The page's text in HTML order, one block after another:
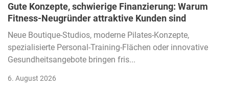
Gute Konzepte, schwierige Finanzierung: Warum
Fitness-Neugründer attraktive Kunden sind
Neue Boutique-Studios, moderne Pilates-Konzepte,
spezialisierte Personal-Training-Flächen oder innovative
Gesundheitsangebote bringen fris...
6. August 2026